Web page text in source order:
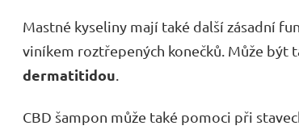
Mastné kyseliny mají také další zásadní
viníkem roztřepených konečků. Může být
dermatitidou.
CBD šampon může také pomoci při